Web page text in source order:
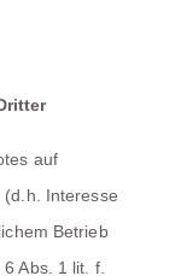
auf
Interesse
Betrieb
Abs. 1 lit. f.